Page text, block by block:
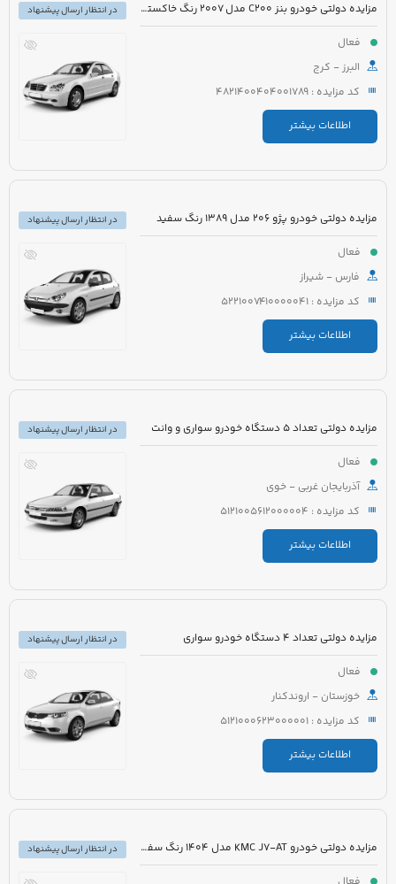
مزایده دولتی خودرو بنز C200 مدل 2007 رنگ خاکستری
فعال
البرز - کرج
کد مزایده : 4821400404001789
اطلاعات بیشتر
در انتظار ارسال پیشنهاد
مزایده دولتی خودرو پژو 206 مدل 1389 رنگ سفید
فعال
فارس - شیراز
کد مزایده : 5221007410000041
اطلاعات بیشتر
در انتظار ارسال پیشنهاد
مزایده دولتی تعداد 5 دستگاه خودرو سواری و وانت
فعال
آذربایجان غربی - خوی
کد مزایده : 5121005612000004
اطلاعات بیشتر
در انتظار ارسال پیشنهاد
مزایده دولتی تعداد 4 دستگاه خودرو سواری
فعال
خوزستان - اروندکنار
کد مزایده : 5121000623000001
اطلاعات بیشتر
در انتظار ارسال پیشنهاد
مزایده دولتی خودرو KMC J7-AT مدل 1404 رنگ سفید
در انتظار ارسال پیشنهاد